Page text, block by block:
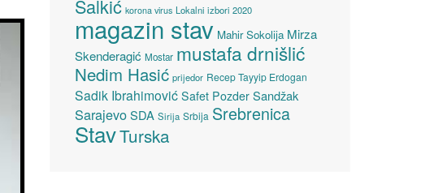
Salkić korona virus Lokalni izbori 2020
magazin stav Mahir Sokolija Mirza
Skenderagić Mostar mustafa drnišlić
Nedim Hasić prijedor Recep Tayyip Erdogan
Sadik Ibrahimović Safet Pozder Sandžak
SarajevoSDA Sirija Srbija Srebrenica
StavTurska